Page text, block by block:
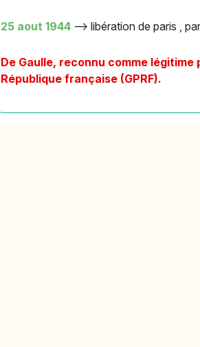
25 aout 1944 —> libération de paris ,
De Gaulle, reconnu comme
République française (GPRF).